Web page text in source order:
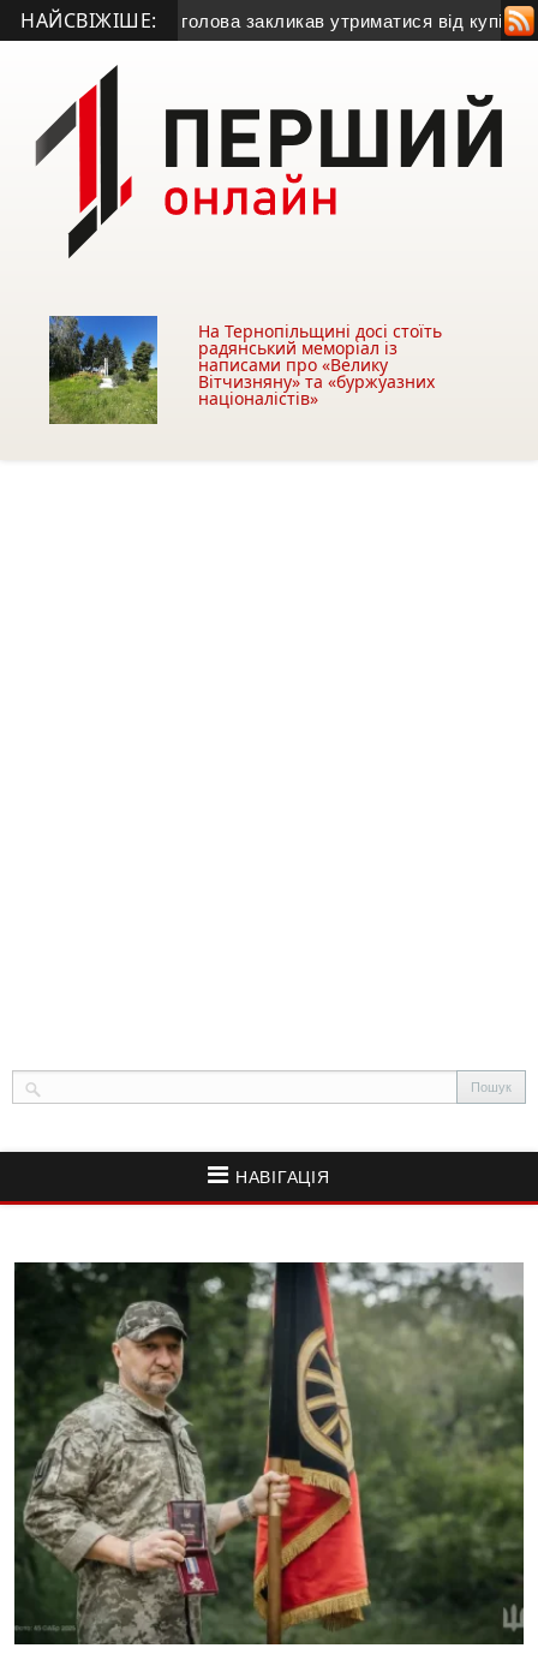
НАЙСВІЖІШЕ:
• Міський голова закликав утриматися від купівлі
На Тернопільщині досі стоїть
радянський меморіал із
написами про «Велику
Вітчизняну» та «буржуазних
націоналістів»
НАВІГАЦІЯ